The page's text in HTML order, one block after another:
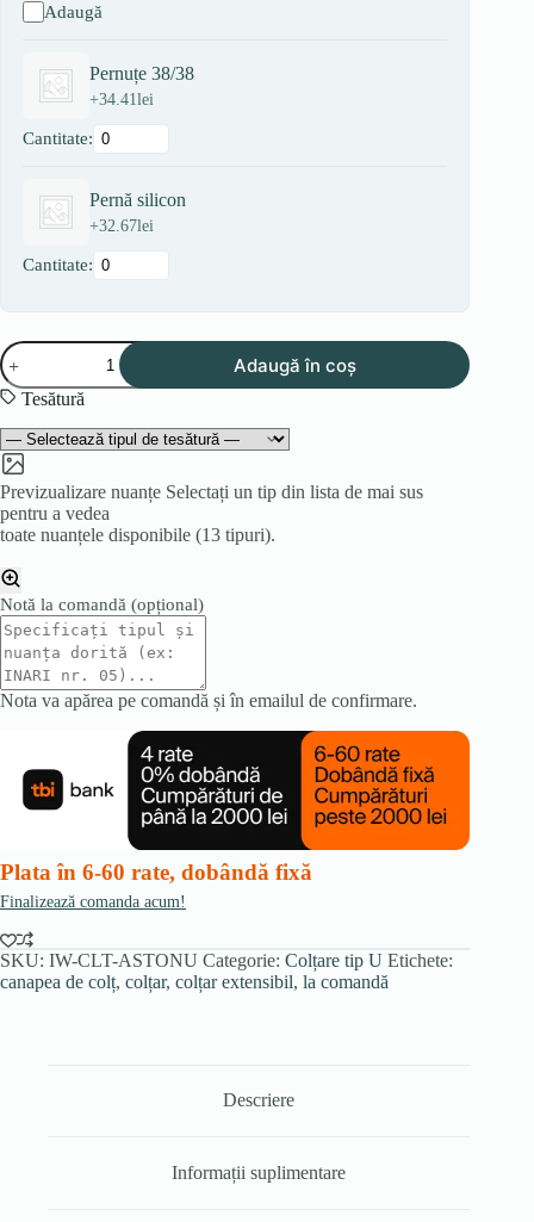
Adaugă
Pernuțe 38/38
+34.41lei
Cantitate:
Pernă silicon
+32.67lei
Cantitate:
Cantitate
Colțar
ASTON
U
Adaugă în coș
Tesătură
Previzualizare nuanțe Selectați un tip din lista de mai sus
pentru a vedea
toate nuanțele disponibile (13 tipuri).
Notă la comandă (opțional)
Nota va apărea pe comandă și în emailul de confirmare.
Plata în 6-60 rate, dobândă fixă
Finalizează comanda acum!
SKU: IW-CLT-ASTONU Categorie: Colțare tip U Etichete:
canapea de colț, colțar, colțar extensibil, la comandă
Descriere
Informații suplimentare